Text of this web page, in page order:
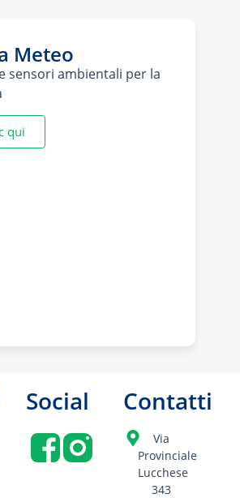
Meteo
sensori ambientali per la
qui
Social Contatti
Via
Provinciale
Lucchese
343